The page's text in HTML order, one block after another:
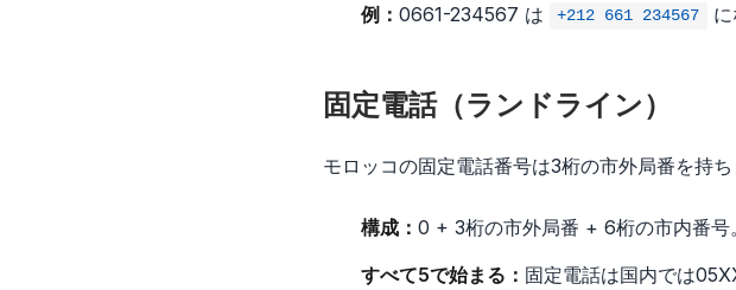
例： 0661-234567 は +212 661 234567 に
固定電話（ランドライン）
モロッコの固定電話番号は3桁の市外局番を持ち
構成： 0 + 3桁の市外局番 + 6桁の市内番号。
すべて5で始まる： 固定電話は国内では